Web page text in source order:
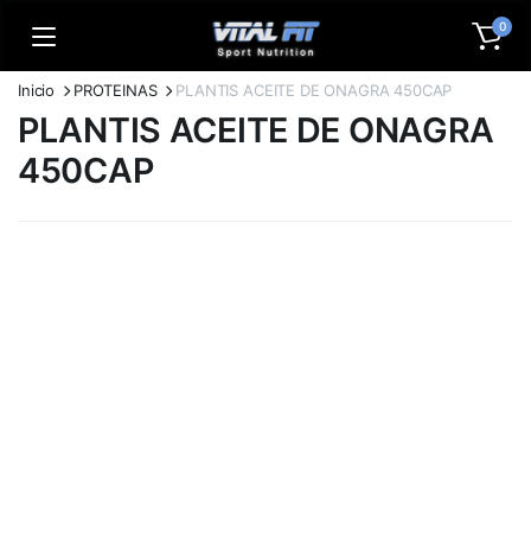
0
Inicio PROTEINAS PLANTIS ACEITE DE ONAGRA 450CAP
PLANTIS ACEITE DE ONAGRA
450CAP